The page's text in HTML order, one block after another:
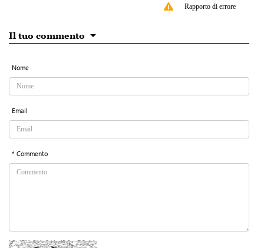
Rapporto di errore
Il tuo commento
Nome
Email
* Commento